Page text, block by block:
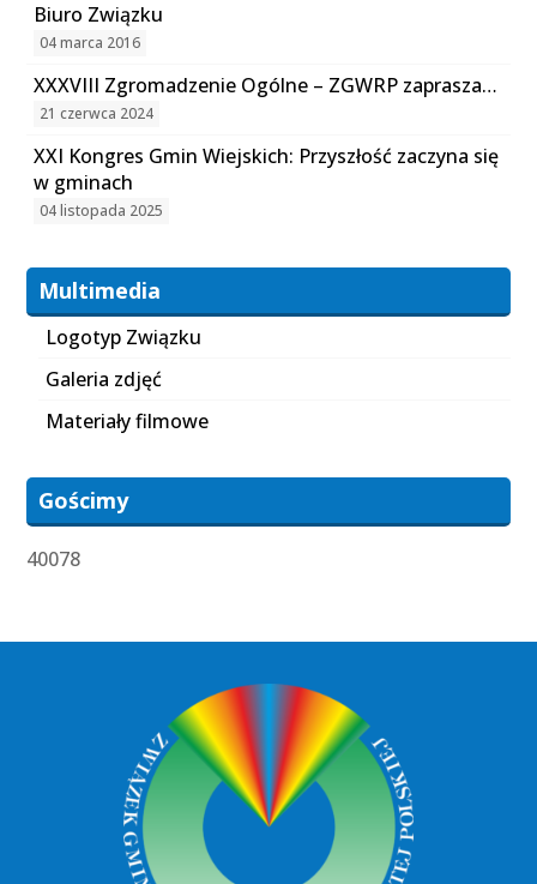
Biuro Związku
04 marca 2016
XXXVIII Zgromadzenie Ogólne – ZGWRP zaprasza…
21 czerwca 2024
XXI Kongres Gmin Wiejskich: Przyszłość zaczyna się
w gminach
04 listopada 2025
Multimedia
Logotyp Związku
Galeria zdjęć
Materiały filmowe
Gościmy
40078